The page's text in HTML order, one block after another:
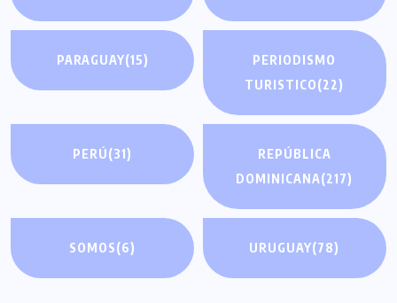
PARAGUAY(15)
PERIODISMO
TURISTICO(22)
PERÚ(31)
REPÚBLICA
DOMINICANA(217)
SOMOS(6) URUGUAY(78)